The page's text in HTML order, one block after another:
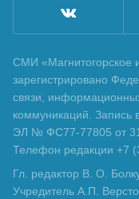
СМИ «Магнитогорское
зарегистрировано
связи,
коммуникаций. Запись
ЭЛ № ФС77-77805 от
Телефон редакции +7
Гл. редактор В. О.
Учредитель А.П.